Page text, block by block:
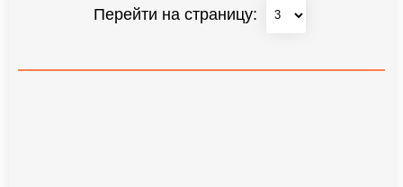
Перейти на страницу: